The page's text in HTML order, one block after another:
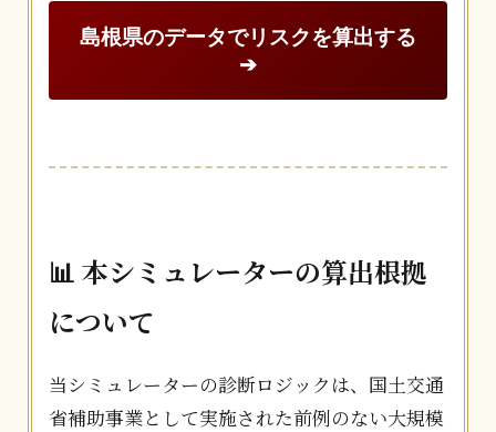
島根県のデータでリスクを算出する
➔
📊 本シミュレーターの算出根拠
について
当シミュレーターの診断ロジックは、国土交通
省補助事業として実施された前例のない大規模